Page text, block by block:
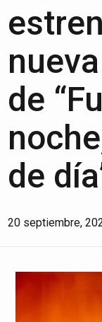
de
de
20 septiembre,